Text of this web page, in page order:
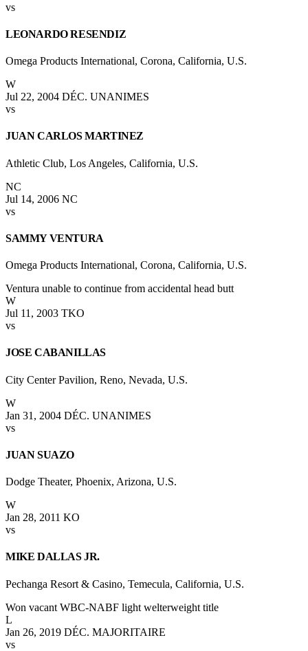
vs
LEONARDO RESENDIZ
Omega Products International, Corona, California, U.S.
W
Jul 22, 2004 DÉC. UNANIMES
vs
JUAN CARLOS MARTINEZ
Athletic Club, Los Angeles, California, U.S.
NC
Jul 14, 2006 NC
vs
SAMMY VENTURA
Omega Products International, Corona, California, U.S.
Ventura unable to continue from accidental head butt
W
Jul 11, 2003 TKO
vs
JOSE CABANILLAS
City Center Pavilion, Reno, Nevada, U.S.
W
Jan 31, 2004 DÉC. UNANIMES
vs
JUAN SUAZO
Dodge Theater, Phoenix, Arizona, U.S.
W
Jan 28, 2011 KO
vs
MIKE DALLAS JR.
Pechanga Resort & Casino, Temecula, California, U.S.
Won vacant WBC-NABF light welterweight title
L
Jan 26, 2019 DÉC. MAJORITAIRE
vs